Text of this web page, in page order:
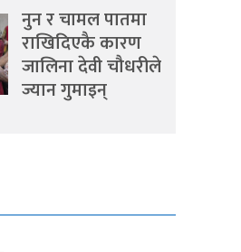
नुन र चामल पातमा
राखिदिएकै कारण
जालिना देवी चौधरीले
ज्यान गुमाइन्